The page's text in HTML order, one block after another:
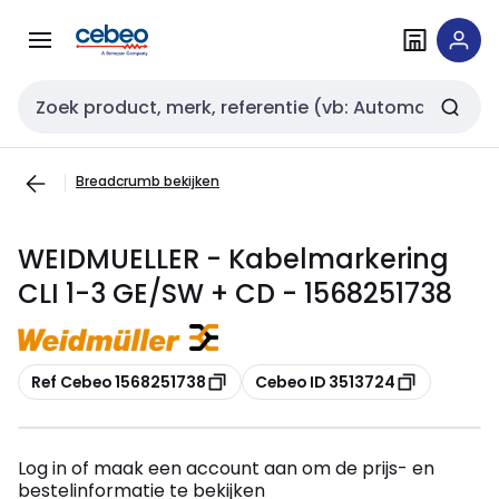
naar
naar
Zoekveld invoer
Breadcrumb bekijken
WEIDMUELLER - Kabelmarkering
CLI 1-3 GE/SW + CD - 1568251738
Kopiëren
Ref Cebeo 1568251738 Kopiëren
Cebeo ID 3513724
Log in of maak een account aan om de prijs- en
bestelinformatie te bekijken